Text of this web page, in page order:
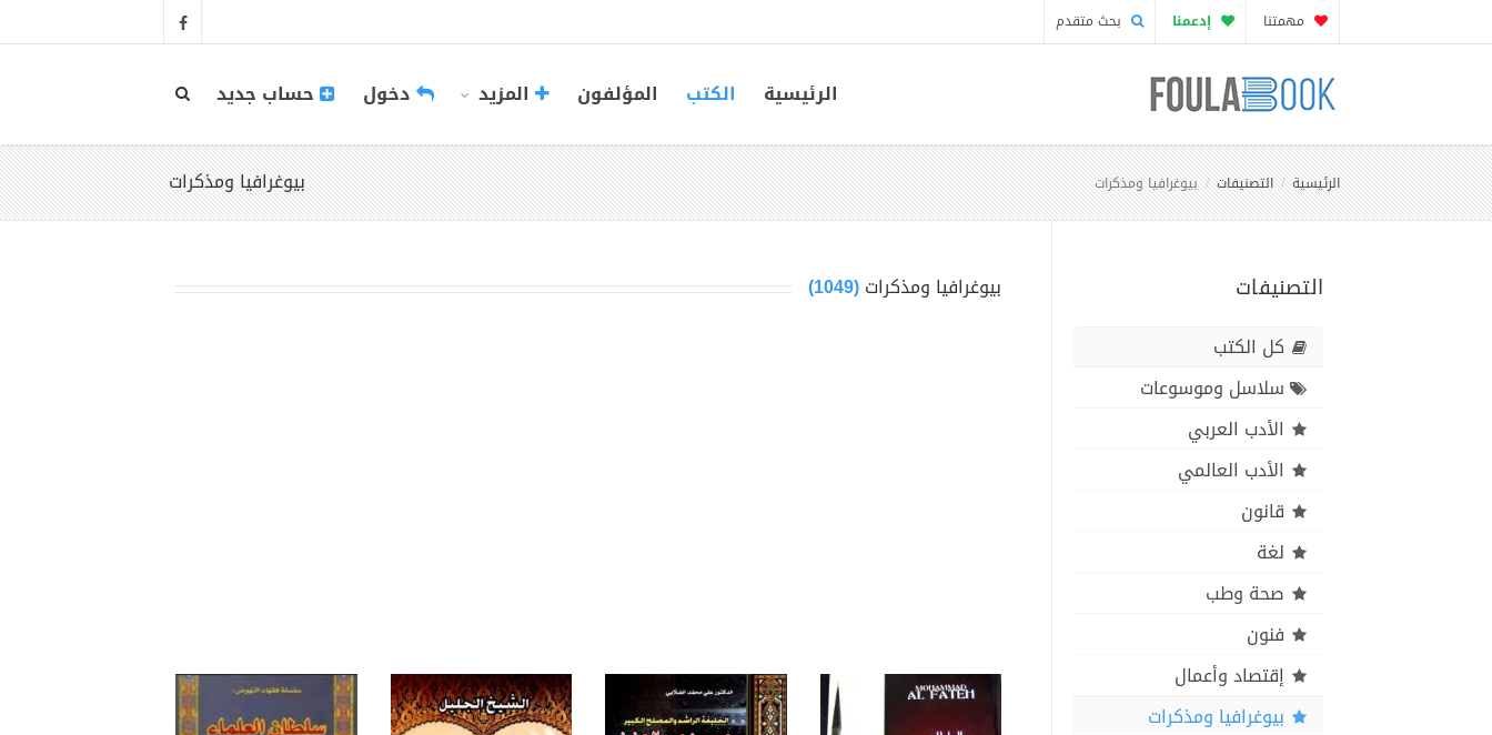
مهمتنا إدعمنا بحث متقدم
الرئيسية الكتب المؤلفون المزيد دخول حساب جديد
بيوغرافيا ومذكرات الرئيسية التصنيفات بيوغرافيا ومذكرات
التصنيفات
كل الكتب
سلاسل وموسوعات
الأدب العربي
الأدب العالمي
قانون
لغة
صحة وطب
فنون
إقتصاد وأعمال
بيوغرافيا ومذكرات
بيوغرافيا ومذكرات(1049)